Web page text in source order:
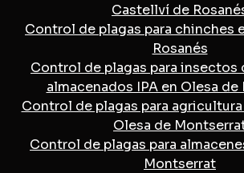
Castellví de
Control de plagas para chinches
Rosanés
Control de plagas para insectos
almacenados IPA en Olesa
Control de plagas para agricultura
Olesa de
Control de plagas para
Montserrat